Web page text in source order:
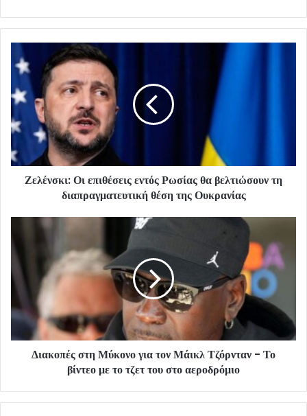
Ζελένσκι: Οι επιθέσεις εντός Ρωσίας θα βελτιώσουν τη
διαπραγματευτική θέση της Ουκρανίας
Διακοπές στη Μύκονο για τον Μάικλ Τζόρνταν - Το
βίντεο με το τζετ του στο αεροδρόμιο